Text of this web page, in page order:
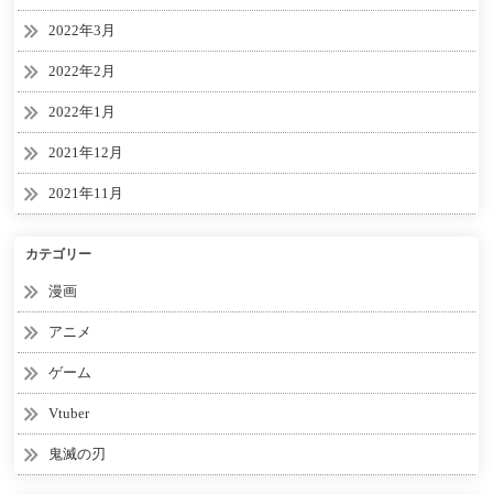
2022年3月
2022年2月
2022年1月
2021年12月
2021年11月
カテゴリー
漫画
アニメ
ゲーム
Vtuber
鬼滅の刃